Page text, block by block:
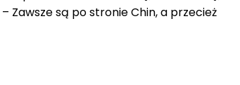
Zawsze są po stronie Chin, a przecież